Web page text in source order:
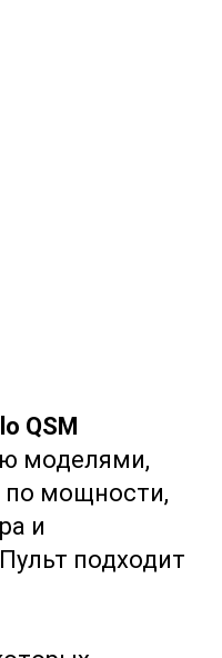
QSM
моделями,
по мощности,
и
подходит